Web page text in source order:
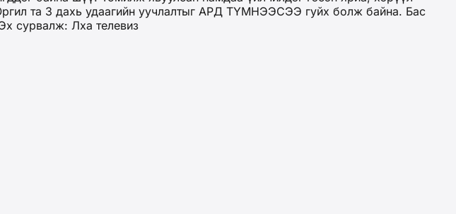
та 3 дахь удаагийн уучлалтыг АРД ТҮМНЭЭСЭЭ гуйх болж байна. Бас
Эх сурвалж: Лха телевиз